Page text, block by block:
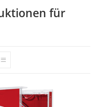
für